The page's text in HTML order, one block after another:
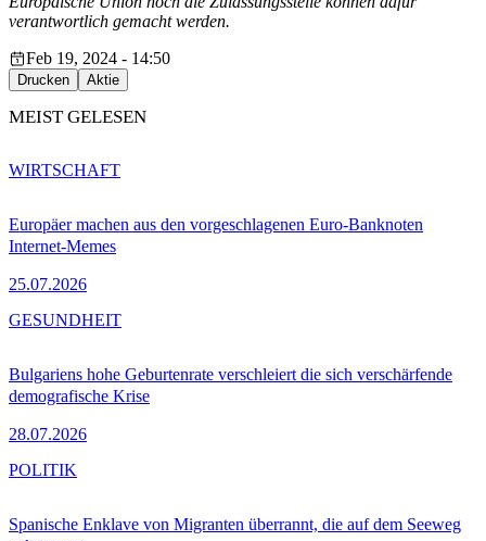
verantwortlich gemacht werden.
Feb 19, 2024 - 14:50
Drucken Aktie
MEIST GELESEN
Europäer machen aus den vorgeschlagenen Euro-Banknoten
Internet-Memes
25.07.2026
WIRTSCHAFT
Bulgariens hohe Geburtenrate verschleiert die sich verschärfende
demografische Krise
28.07.2026
GESUNDHEIT
Spanische Enklave von Migranten überrannt, die auf dem Seeweg
POLITIK